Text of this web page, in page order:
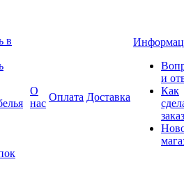
в
О
нас
Оплата Доставка
и
Как
заказ